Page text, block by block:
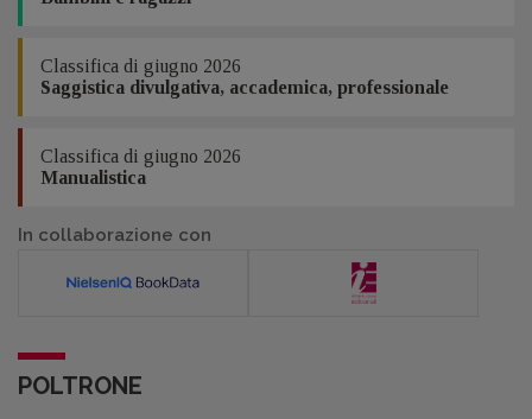
Classifica di giugno 2026
Saggistica divulgativa, accademica, professionale
Classifica di giugno 2026
Manualistica
In collaborazione con
POLTRONE